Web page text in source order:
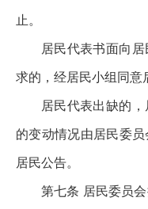
止。
居民代表书面向
求的，经居民小组同意
居民代表出缺的
的变动情况由居民委
居民公告。
第七条 居民委员